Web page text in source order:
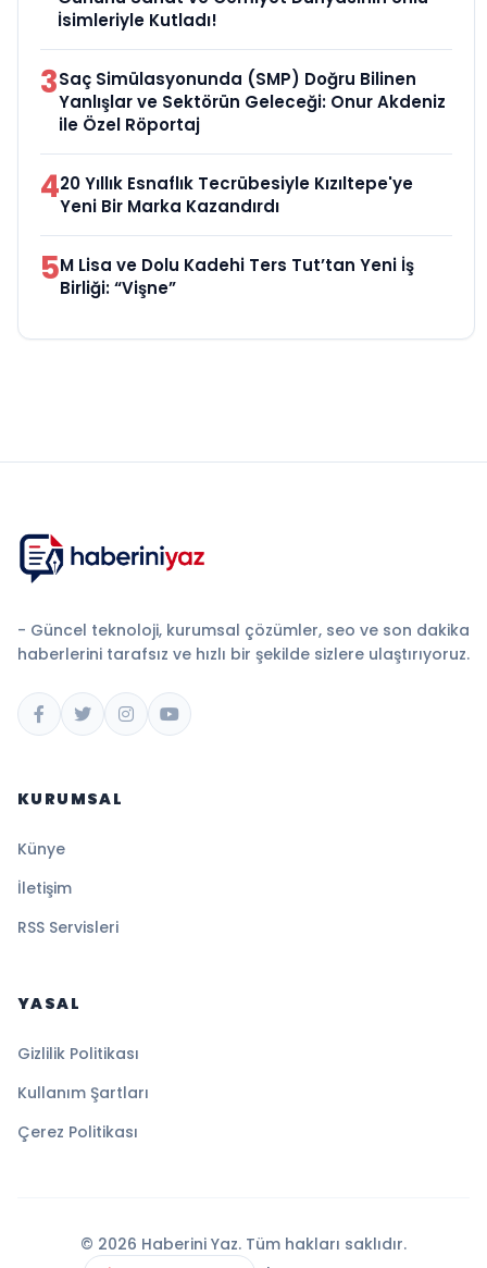
İsimleriyle Kutladı!
3Saç Simülasyonunda (SMP) Doğru Bilinen
Yanlışlar ve Sektörün Geleceği: Onur Akdeniz
ile Özel Röportaj
420 Yıllık Esnaflık Tecrübesiyle Kızıltepe'ye
Yeni Bir Marka Kazandırdı
5M Lisa ve Dolu Kadehi Ters Tut’tan Yeni İş
Birliği: “Vişne”
- Güncel teknoloji, kurumsal çözümler, seo ve son dakika
haberlerini tarafsız ve hızlı bir şekilde sizlere ulaştırıyoruz.
KURUMSAL
Künye
İletişim
RSS Servisleri
YASAL
Gizlilik Politikası
Kullanım Şartları
Çerez Politikası
© 2026 Haberini Yaz. Tüm hakları saklıdır.